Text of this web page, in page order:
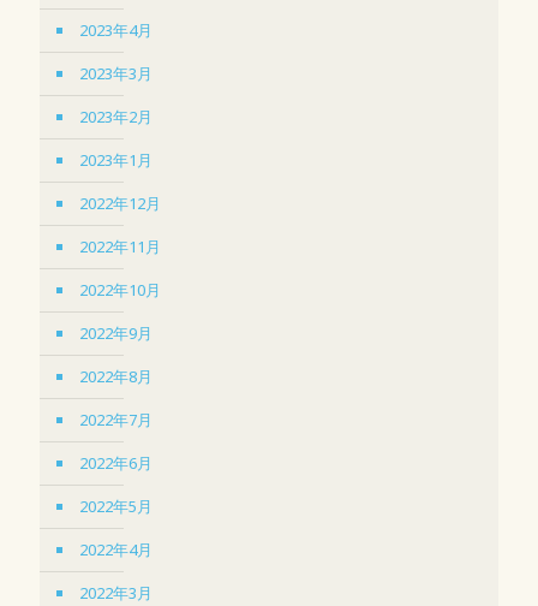
2023年4月
2023年3月
2023年2月
2023年1月
2022年12月
2022年11月
2022年10月
2022年9月
2022年8月
2022年7月
2022年6月
2022年5月
2022年4月
2022年3月